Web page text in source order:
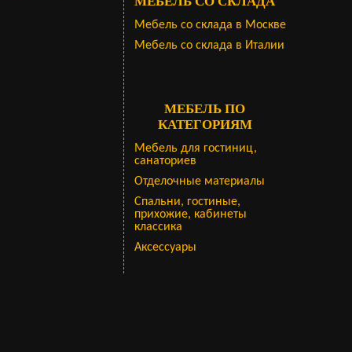
Мебель со склада в Москве
Мебель со склада в Италии
МЕБЕЛЬ ПО
КАТЕГОРИЯМ
Мебель для гостиниц,
санаториев
Отделочные материалы
Спальни, гостиные,
прихожие, кабинеты
классика
Аксессуары